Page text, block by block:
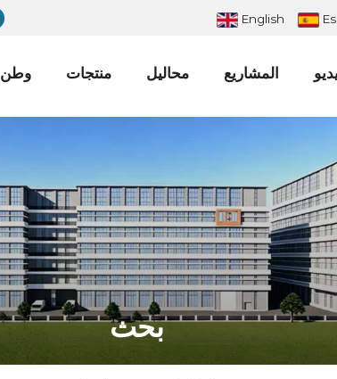
English
وطن منتجات محاليل المشاريع
بحث